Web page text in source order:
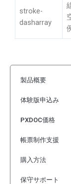
stroke-
dasharray
製品概要
体験版申込み
PXDOC価格
帳票制作支援
購入方法
保守サポート